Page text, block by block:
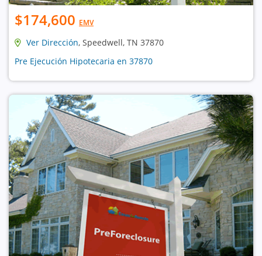
$174,600 EMV
Ver Dirección, Speedwell, TN 37870
Pre Ejecución Hipotecaria en 37870